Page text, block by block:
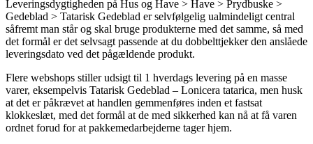
Leveringsdygtigheden på Hus og Have > Have > Prydbuske >
Gedeblad > Tatarisk Gedeblad er selvfølgelig ualmindeligt central
såfremt man står og skal bruge produkterne med det samme, så med
det formål er det selvsagt passende at du dobbelttjekker den anslåede
leveringsdato ved det pågældende produkt.
Flere webshops stiller udsigt til 1 hverdags levering på en masse
varer, eksempelvis Tatarisk Gedeblad – Lonicera tatarica, men husk
at det er påkrævet at handlen gemmenføres inden et fastsat
klokkeslæt, med det formål at de med sikkerhed kan nå at få varen
ordnet forud for at pakkemedarbejderne tager hjem.